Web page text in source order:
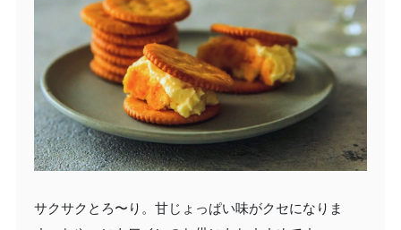
サクサクとろ〜り。甘じょっぱい味がクセになりま